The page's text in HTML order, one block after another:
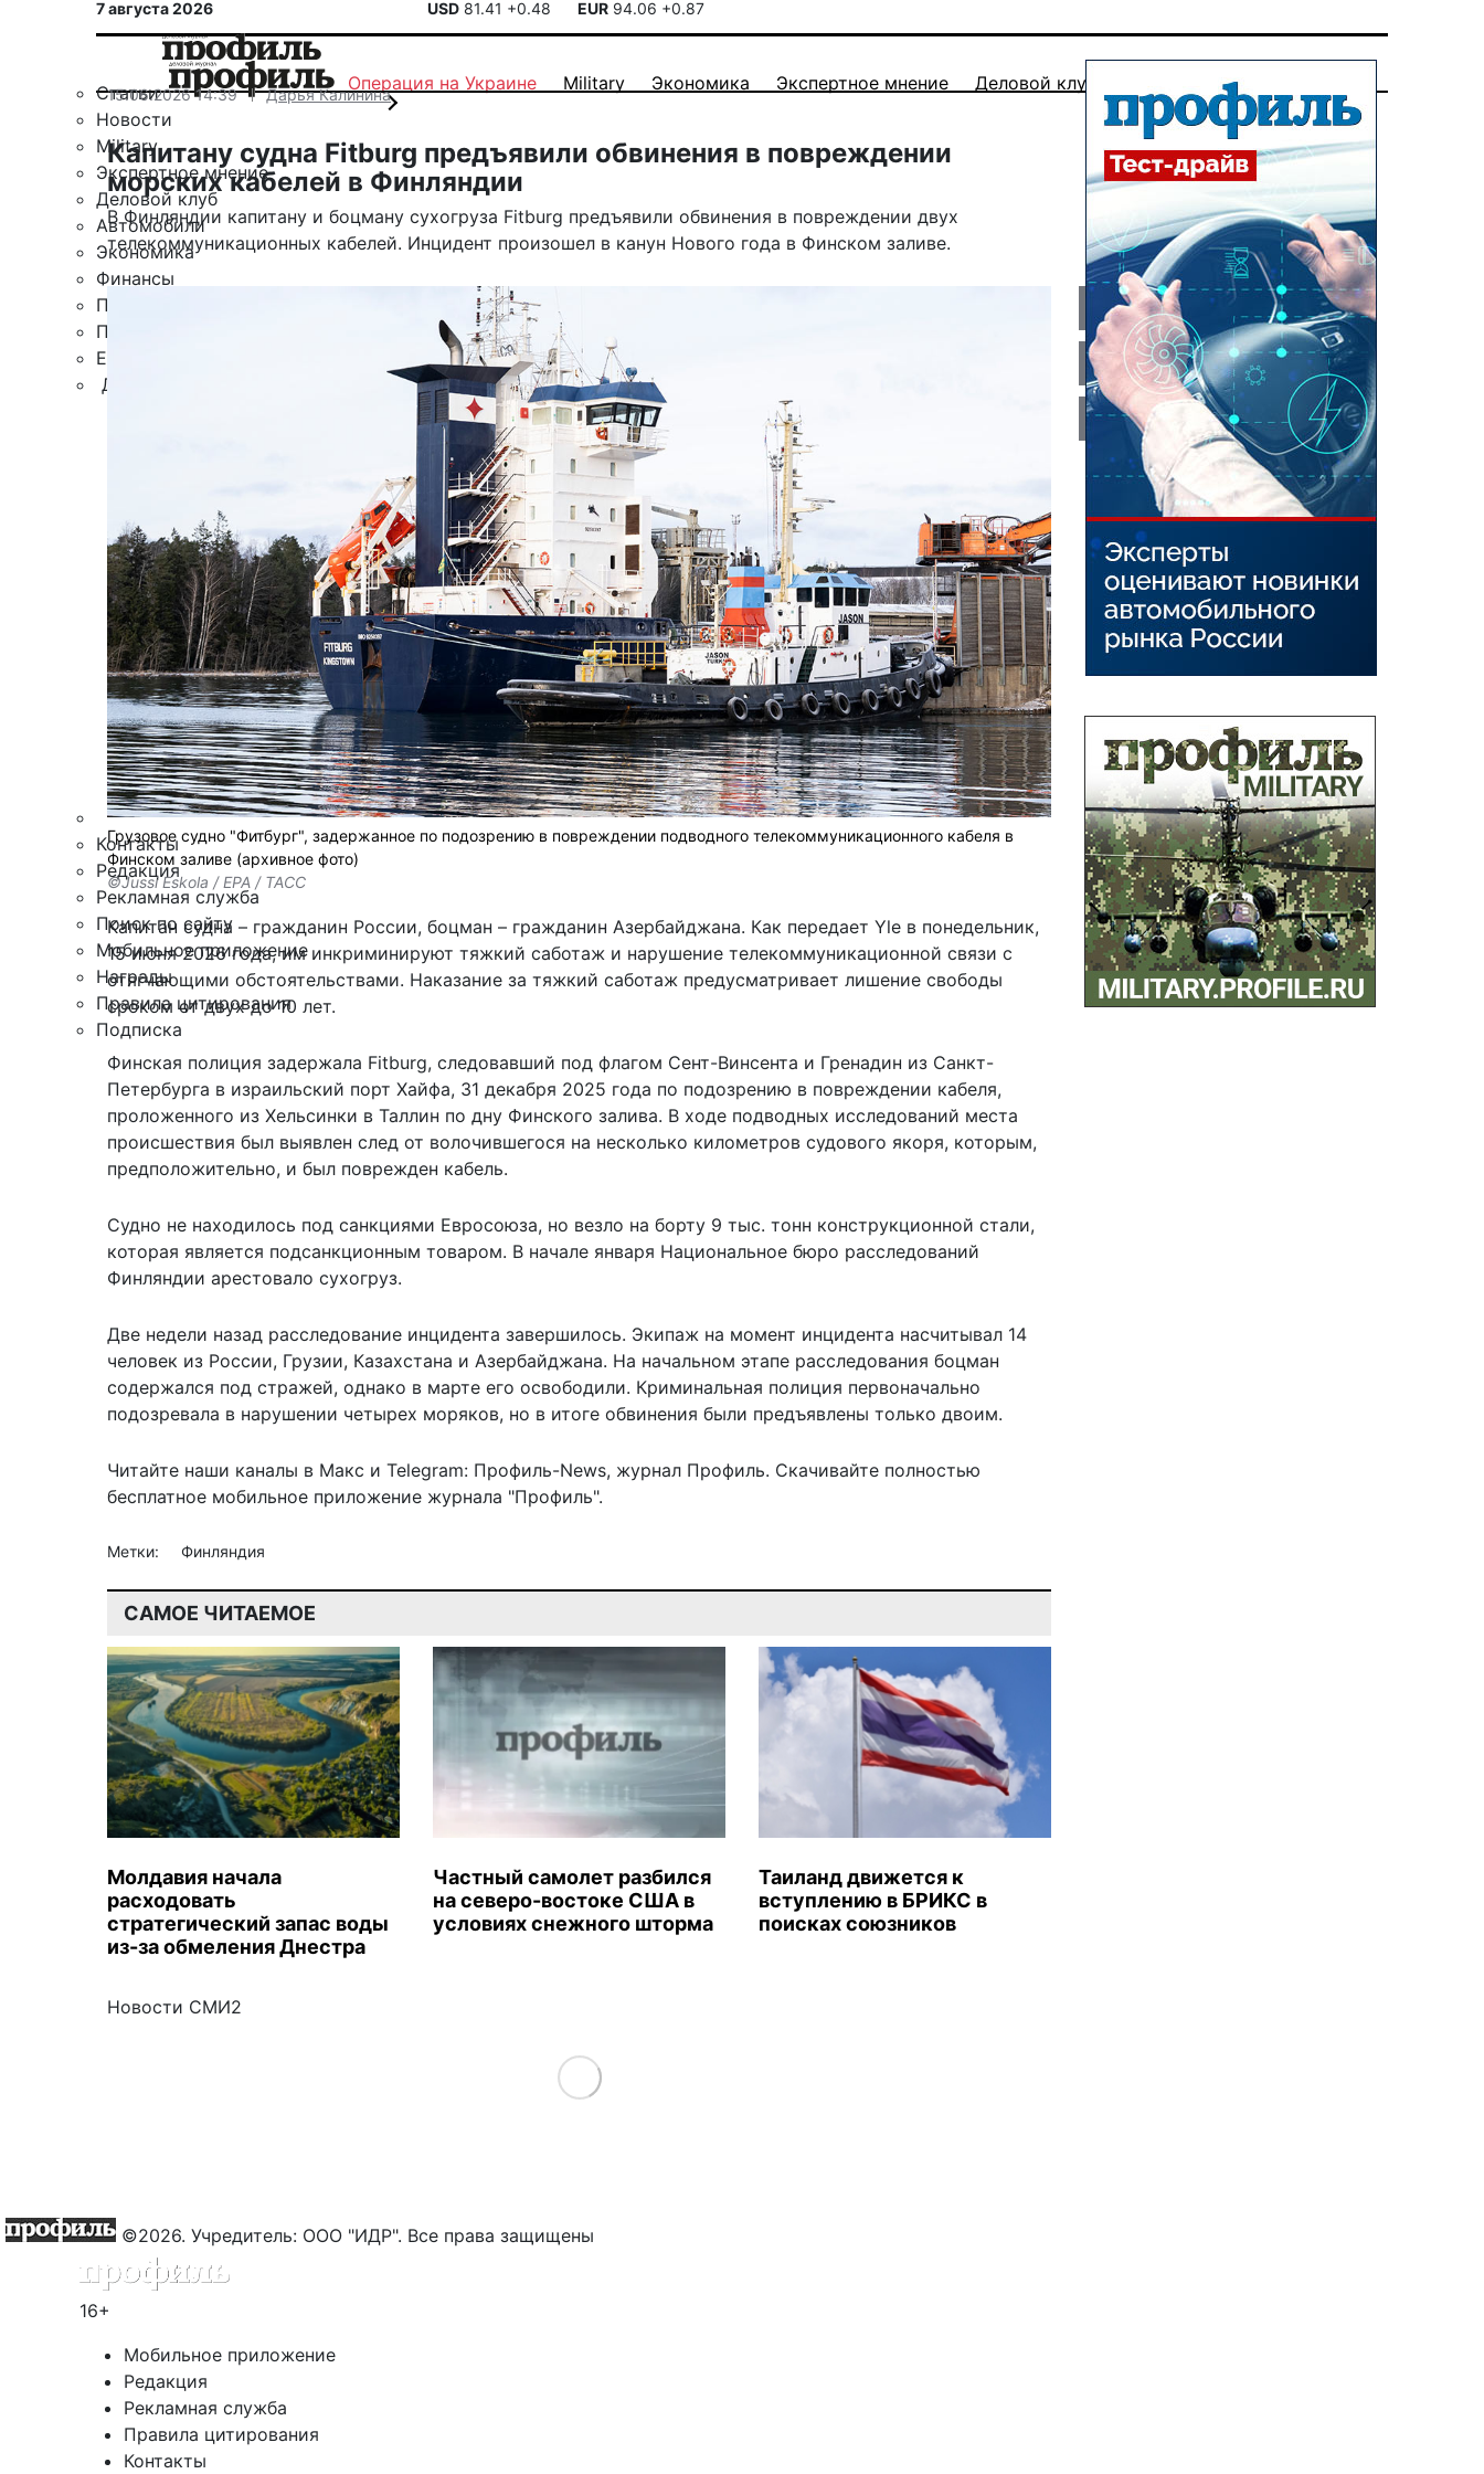
7 августа 2026 USD 81.41 +0.48 EUR 94.06 +0.87
Статьи
Новости
Military
Экспертное мнение
Деловой клуб
Автомобили
Экономика
Финансы
Политика
Путешествия
ЕАЭС
Другие рубрики
Персона
Наука и Технологии
Культура
Общество
Спорт
Здоровье
Происшествия
Дайджесты
Стиль жизни
Новости партнеров
Интересное
Контакты
Редакция
Рекламная служба
Поиск по сайту
Мобильное приложение
Награды
Правила цитирования
Подписка
Операция на Украине Military Экономика Экспертное мнение Деловой клуб
15.06.2026 14:39 Дарья Калинина
Капитану судна Fitburg предъявили обвинения в повреждении
морских кабелей в Финляндии
В Финляндии капитану и боцману сухогруза Fitburg предъявили обвинения в повреждении двух
телекоммуникационных кабелей. Инцидент произошел в канун Нового года в Финском заливе.
Грузовое судно "Фитбург", задержанное по подозрению в повреждении подводного телекоммуникационного кабеля в
Финском заливе (архивное фото)
©Jussi Eskola / EPA / ТАСС
Капитан судна – гражданин России, боцман – гражданин Азербайджана. Как передает Yle в понедельник,
15 июня 2026 года, им инкриминируют тяжкий саботаж и нарушение телекоммуникационной связи с
отягчающими обстоятельствами. Наказание за тяжкий саботаж предусматривает лишение свободы
сроком от двух до 10 лет.
Финская полиция задержала Fitburg, следовавший под флагом Сент-Винсента и Гренадин из Санкт-
Петербурга в израильский порт Хайфа, 31 декабря 2025 года по подозрению в повреждении кабеля,
проложенного из Хельсинки в Таллин по дну Финского залива. В ходе подводных исследований места
происшествия был выявлен след от волочившегося на несколько километров судового якоря, которым,
предположительно, и был поврежден кабель.
Судно не находилось под санкциями Евросоюза, но везло на борту 9 тыс. тонн конструкционной стали,
которая является подсанкционным товаром. В начале января Национальное бюро расследований
Финляндии арестовало сухогруз.
Две недели назад расследование инцидента завершилось. Экипаж на момент инцидента насчитывал 14
человек из России, Грузии, Казахстана и Азербайджана. На начальном этапе расследования боцман
содержался под стражей, однако в марте его освободили. Криминальная полиция первоначально
подозревала в нарушении четырех моряков, но в итоге обвинения были предъявлены только двоим.
Читайте наши каналы в Макс и Telegram: Профиль-News, журнал Профиль. Скачивайте полностью
бесплатное мобильное приложение журнала "Профиль".
Метки: Финляндия
САМОЕ ЧИТАЕМОЕ
Молдавия начала
расходовать
стратегический запас воды
из-за обмеления Днестра
Частный самолет разбился
на северо-востоке США в
условиях снежного шторма
Таиланд движется к
вступлению в БРИКС в
поисках союзников
Новости СМИ2
Load More
©2026. Учредитель: ООО "ИДР". Все права защищены
16+
Мобильное приложение
Редакция
Рекламная служба
Правила цитирования
Контакты